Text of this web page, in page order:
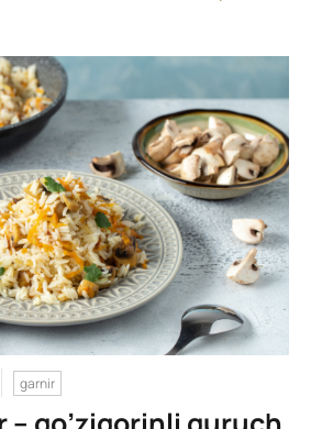
garnir